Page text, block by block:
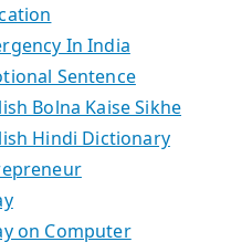
In India
Sentence
Bolna Kaise Sikhe
Hindi Dictionary
on Computer